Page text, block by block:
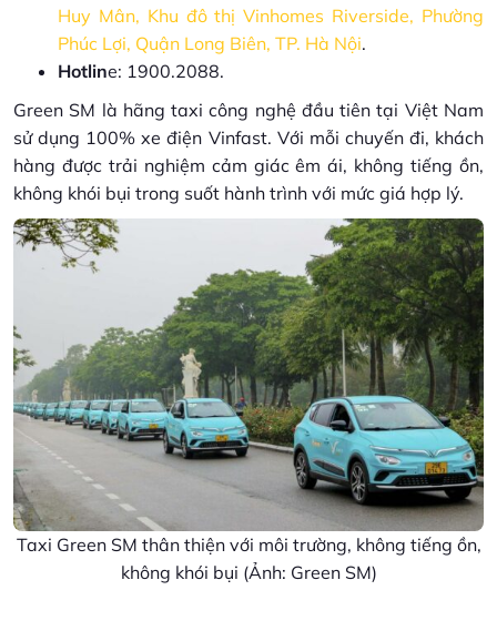
Huy Mân, Khu đô thị Vinhomes Riverside, Phường
Phúc Lợi, Quận Long Biên, TP. Hà Nội.
Hotline: 1900.2088.
Green SM là hãng taxi công nghệ đầu tiên tại Việt Nam
sử dụng 100% xe điện Vinfast. Với mỗi chuyến đi, khách
hàng được trải nghiệm cảm giác êm ái, không tiếng ồn,
không khói bụi trong suốt hành trình với mức giá hợp lý.
Taxi Green SM thân thiện với môi trường, không tiếng ồn,
không khói bụi (Ảnh: Green SM)